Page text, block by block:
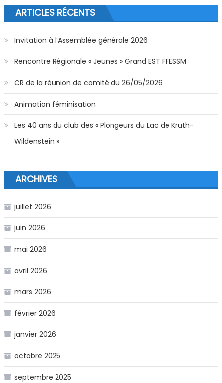
ARTICLES RÉCENTS
Invitation à l’Assemblée générale 2026
Rencontre Régionale « Jeunes » Grand EST FFESSM
CR de la réunion de comité du 26/05/2026
Animation féminisation
Les 40 ans du club des « Plongeurs du Lac de Kruth-
Wildenstein »
ARCHIVES
juillet 2026
juin 2026
mai 2026
avril 2026
mars 2026
février 2026
janvier 2026
octobre 2025
septembre 2025